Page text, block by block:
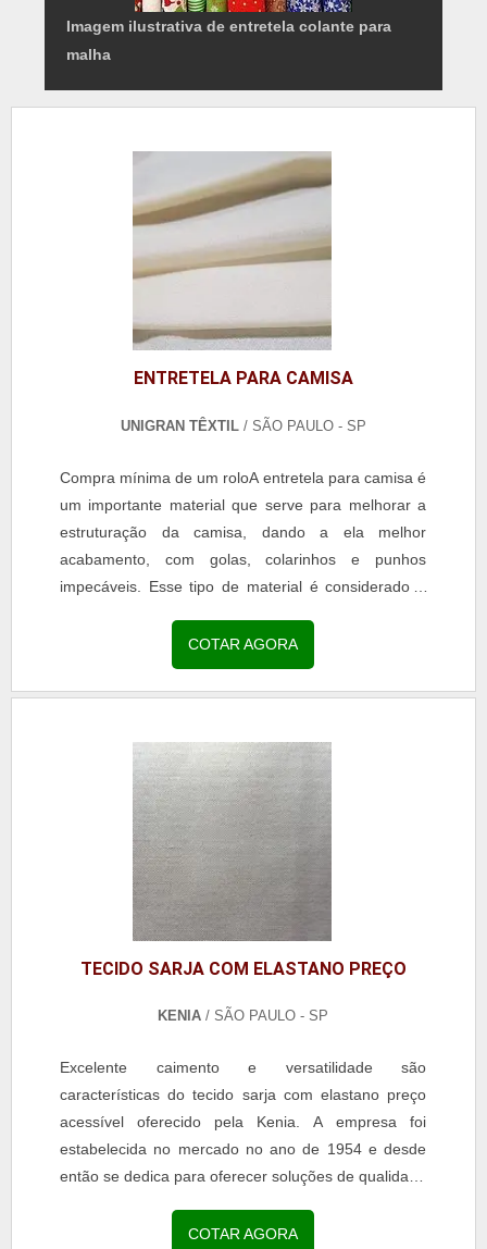
Imagem ilustrativa de entretela colante para
malha
ENTRETELA PARA CAMISA
UNIGRAN TÊXTIL/ SÃO PAULO - SP
Compra mínima de um roloA entretela para camisa é
um importante material que serve para melhorar a
estruturação da camisa, dando a ela melhor
acabamento, com golas, colarinhos e punhos
impecáveis. Esse tipo de material é considerado a
COTAR AGORA
TECIDO SARJA COM ELASTANO PREÇO
KENIA / SÃO PAULO - SP
Excelente caimento e versatilidade são
características do tecido sarja com elastano preço
acessível oferecido pela Kenia. A empresa foi
estabelecida no mercado no ano de 1954 e desde
então se dedica para oferecer soluções de qualidade
COTAR AGORA